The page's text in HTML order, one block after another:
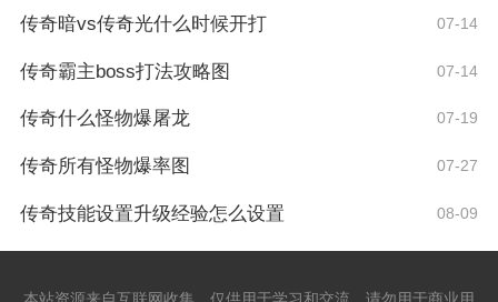
传奇暗vs传奇光什么时候开打 07-14
传奇霸主boss打法攻略图 07-14
传奇什么怪物爆屠龙 07-19
传奇所有怪物爆率图 07-27
传奇技能设置升级经验怎么设置 08-09